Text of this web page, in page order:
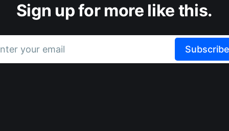
Sign up for more like this.
your email Subscribe